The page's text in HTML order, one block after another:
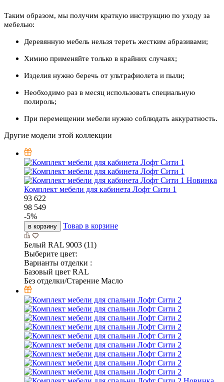
Таким образом, мы получим краткую инструкцию по уходу за
мебелью:
Деревянную мебель нельзя тереть жестким абразивами;
Химию применяйте только в крайних случаях;
Изделия нужно беречь от ультрафиолета и пыли;
Необходимо раз в месяц использовать специальную
полироль;
При перемещении мебели нужно соблюдать аккуратность.
Другие модели этой коллекции
Новинка
Комплект мебели для кабинета Лофт Сити 1
93 622
98 549
-5%
в корзину Товар в корзине
Белый RAL 9003 (11)
Выберите цвет:
Варианты отделки :
Базовый цвет RAL
Без отделки/Старение Масло